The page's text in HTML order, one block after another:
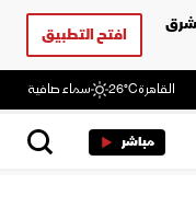
افتح التطبيق
القاهرة26°C سماء صافية
مباشر